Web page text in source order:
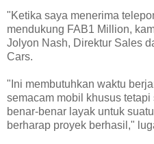
"Ketika saya menerima
mendukung FAB1 Million,
Jolyon Nash, Direktur Sales
Cars.
"Ini membutuhkan waktu
semacam mobil khusus
benar-benar layak untuk
berharap proyek berhasil,"